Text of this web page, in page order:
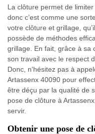
La clôture permet de
donc c’est comme une
votre clôture et grillage,
possède de méthodes
grillage. En fait, grâce à sa
son travail avec le respect
Donc, n'hésitez pas à
Artassenx 40090 pour
être déçu par la qualité de
pose de clôture à
servir.
Obtenir une pose de